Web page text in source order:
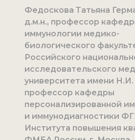
Федоскова Татьяна
д.м.н., профессор
иммунологии медико-
биологического
Российского
исследовательского
университета имени
профессор кафедры
персонализированной
и иммунодиагностики
Института повышения